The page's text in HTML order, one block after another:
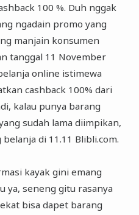
100 %. Duh nggak
ngadain promo yang
manjain konsumen
tanggal 11 November
online istimewa
cashback 100% dari
kalau punya barang
sudah lama diimpikan,
di 11.11 Blibli.com.
kayak gini emang
ya, seneng gitu rasanya
bisa dapet barang